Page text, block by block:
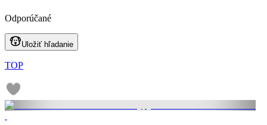
Odporúčané
Uložiť hľadanie
TOP